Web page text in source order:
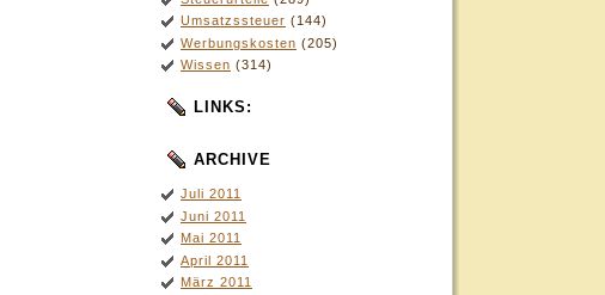
Umsatzssteuer (144)
Werbungskosten (205)
Wissen (314)
LINKS:
ARCHIVE
Juli 2011
Juni 2011
Mai 2011
April 2011
März 2011